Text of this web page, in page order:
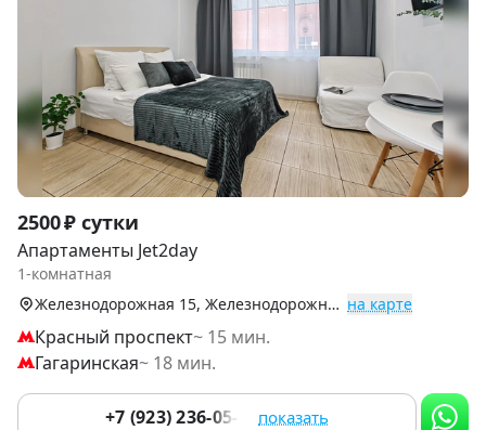
Item
1
of
9
2500 ₽ сутки
Апартаменты Jet2day
1-комнатная
Железнодорожная 15, Железнодорожный р-н на карте
Красный проспект~ 15 мин.
Гагаринская~ 18 мин.
+7 (923) 236-05-84 показать